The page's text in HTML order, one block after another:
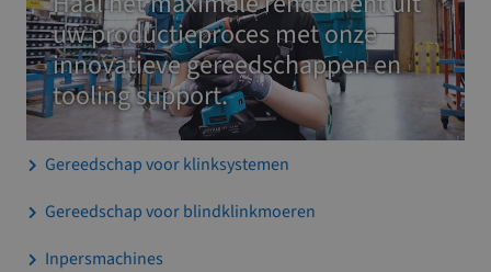
uw productieproces met onze
innovatieve gereedschappen en
tooling support.
Gereedschap voor klinksystemen
Gereedschap voor blindklinkmoeren
Inpersmachines